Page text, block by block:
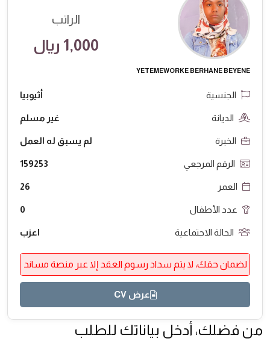
YETEMEWORKE BERHANE BEYENE
الراتب
1,000 ريال
الجنسية أثيوبيا
الديانة غير مسلم
الخبرة لم يسبق له العمل
الرقم المرجعي 159253
العمر 26
عدد الأطفال 0
الحالة الاجتماعية اعزب
لضمان حقك، لا يتم سداد رسوم العقد إلا عبر منصة مساند
عرض CV
من فضلك، أدخل بياناتك للطلب